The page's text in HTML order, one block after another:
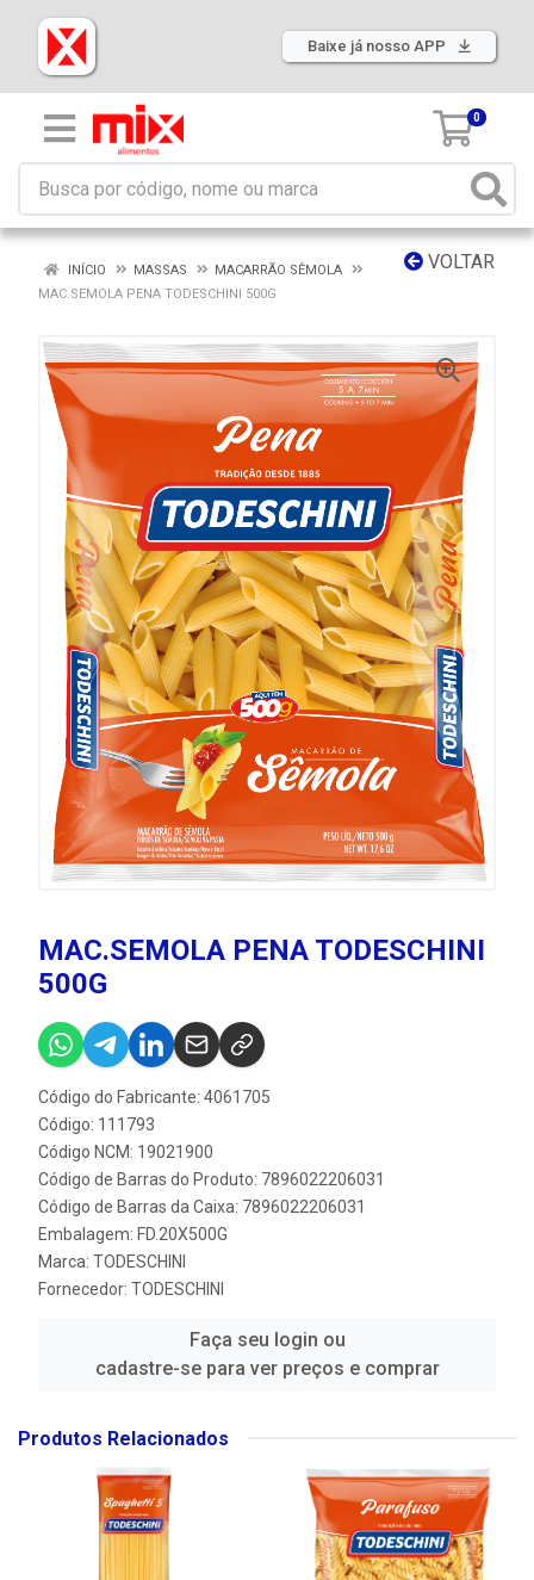
Baixe já nosso APP
0
VOLTAR
INÍCIO MASSAS
MACARRÃO SÊMOLA
MAC.SEMOLA PENA TODESCHINI 500G
MAC.SEMOLA PENA TODESCHINI
500G
Código do Fabricante: 4061705
Código: 111793
Código NCM: 19021900
Código de Barras do Produto: 7896022206031
Código de Barras da Caixa: 7896022206031
Embalagem: FD.20X500G
Marca: TODESCHINI
Fornecedor: TODESCHINI
Faça seu login ou
cadastre-se para ver preços e comprar
Produtos Relacionados